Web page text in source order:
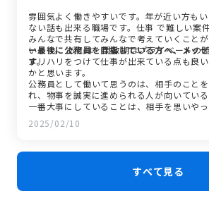
雰囲気よく働きやすいです。年が近い方も
ない話も出来る職場です。仕事 で難しい案
みんなで共有してみんなで考えていくこと
います。 あとは、閑散期はプライベートの
メリハリをつけて仕事が出来ている点も良
かと思います。
ー最後に公務員を目指している方へ、メッ
す。
公務員として働いて思うのは、相手のこと
れ、物事を誠実に進められる人が向いてい
一番大事にしていることは、相手を思いや
です。このような思いやりの心が 強い人は
いていると思いますので、是非一緒に働きま
2025/02/10
すべて見る